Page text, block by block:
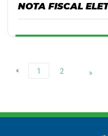
NOTA FISCAL
« 1 2 »